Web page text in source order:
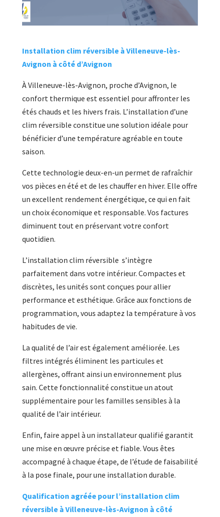
Installation clim réversible à Villeneuve-lès-
Avignon à côté d’Avignon
À Villeneuve-lès-Avignon, proche d’Avignon, le
confort thermique est essentiel pour affronter les
étés chauds et les hivers frais. L’installation d’une
clim réversible constitue une solution idéale pour
bénéficier d’une température agréable en toute
saison.
Cette technologie deux-en-un permet de rafraîchir
vos pièces en été et de les chauffer en hiver. Elle offre
un excellent rendement énergétique, ce qui en fait
un choix économique et responsable. Vos factures
diminuent tout en préservant votre confort
quotidien.
L’installation clim réversible s’intègre
parfaitement dans votre intérieur. Compactes et
discrètes, les unités sont conçues pour allier
performance et esthétique. Grâce aux fonctions de
programmation, vous adaptez la température à vos
habitudes de vie.
La qualité de l’air est également améliorée. Les
filtres intégrés éliminent les particules et
allergènes, offrant ainsi un environnement plus
sain. Cette fonctionnalité constitue un atout
supplémentaire pour les familles sensibles à la
qualité de l’air intérieur.
Enfin, faire appel à un installateur qualifié garantit
une mise en œuvre précise et fiable. Vous êtes
accompagné à chaque étape, de l’étude de faisabilité
à la pose finale, pour une installation durable.
Qualification agréée pour l’installation clim
réversible à Villeneuve-lès-Avignon à côté